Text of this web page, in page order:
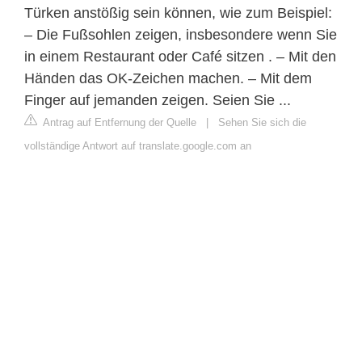
Türken anstößig sein können, wie zum Beispiel:
– Die Fußsohlen zeigen, insbesondere wenn Sie
in einem Restaurant oder Café sitzen . – Mit den
Händen das OK-Zeichen machen. – Mit dem
Finger auf jemanden zeigen. Seien Sie ...
Antrag auf Entfernung der Quelle | Sehen Sie sich die
vollständige Antwort auf translate.google.com an